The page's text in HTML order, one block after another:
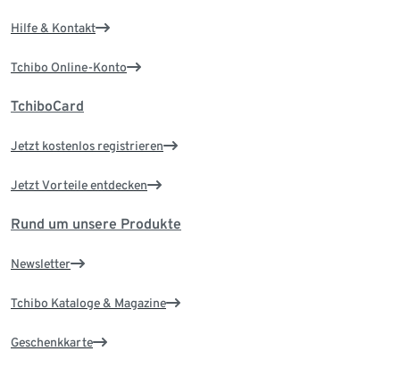
Hilfe & Kontakt
Tchibo Online-Konto
TchiboCard
Jetzt kostenlos registrieren
Jetzt Vorteile entdecken
Rund um unsere Produkte
Newsletter
Tchibo Kataloge & Magazine
Geschenkkarte